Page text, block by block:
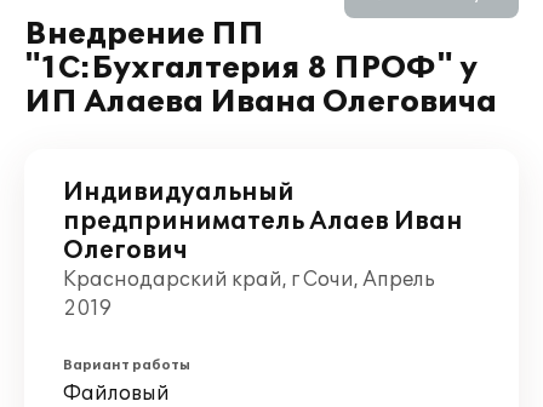
Внедрение ПП
"1С:Бухгалтерия 8 ПРОФ" у
ИП Алаева Ивана Олеговича
Индивидуальный
предприниматель Алаев Иван
Олегович
Краснодарский край, г Сочи, Апрель
2019
Вариант работы
Файловый